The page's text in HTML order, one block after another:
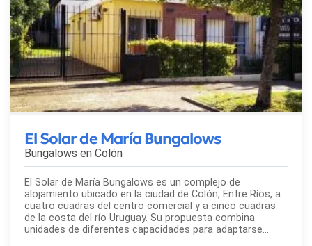
El Solar de María Bungalows
Bungalows en Colón
El Solar de María Bungalows es un complejo de
alojamiento ubicado en la ciudad de Colón, Entre Ríos, a
cuatro cuadras del centro comercial y a cinco cuadras
de la costa del río Uruguay. Su propuesta combina
unidades de diferentes capacidades para adaptarse